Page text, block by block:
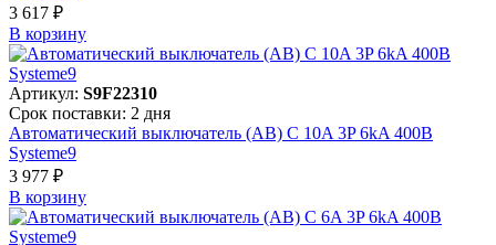
3 617 ₽
В корзинy
Артикул: S9F22310
Срок поставки: 2 дня
Автоматический выключатель (АВ) C 10A 3P 6kA 400В
Systeme9
3 977 ₽
В корзинy